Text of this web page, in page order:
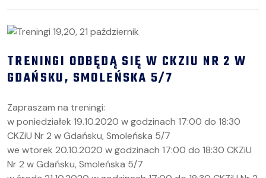
TRENINGI ODBĘDĄ SIĘ W CKZIU NR 2 W
GDAŃSKU, SMOLEŃSKA 5/7
Zapraszam na treningi:
w poniedziałek 19.10.2020 w godzinach 17:00 do 18:30
CKZiU Nr 2 w Gdańsku, Smoleńska 5/7
we wtorek 20.10.2020 w godzinach 17:00 do 18:30 CKZiU
Nr 2 w Gdańsku, Smoleńska 5/7